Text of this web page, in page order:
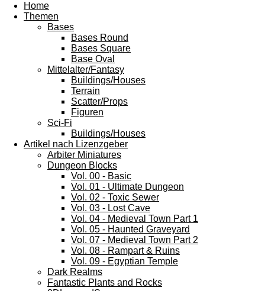
Home
Themen
Bases
Bases Round
Bases Square
Base Oval
Mittelalter/Fantasy
Buildings/Houses
Terrain
Scatter/Props
Figuren
Sci-Fi
Buildings/Houses
Artikel nach Lizenzgeber
Arbiter Miniatures
Dungeon Blocks
Vol. 00 - Basic
Vol. 01 - Ultimate Dungeon
Vol. 02 - Toxic Sewer
Vol. 03 - Lost Cave
Vol. 04 - Medieval Town Part 1
Vol. 05 - Haunted Graveyard
Vol. 07 - Medieval Town Part 2
Vol. 08 - Rampart & Ruins
Vol. 09 - Egyptian Temple
Dark Realms
Fantastic Plants and Rocks